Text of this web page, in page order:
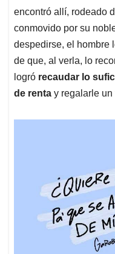
encontró allí, rodeado
conmovido por su
despedirse, el hombre
de que, al verla, lo
logró recaudar lo
de renta y regalarle un